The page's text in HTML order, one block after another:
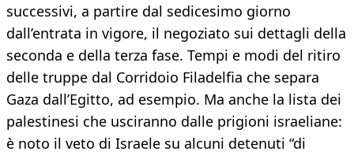
successivi, a partire dal sedicesimo giorno
dall’entrata in vigore, il negoziato sui dettagli della
seconda e della terza fase. Tempi e modi del ritiro
delle truppe dal Corridoio Filadelfia che separa
Gaza dall’Egitto, ad esempio. Ma anche la lista dei
palestinesi che usciranno dalle prigioni israeliane:
è noto il veto di Israele su alcuni detenuti “di